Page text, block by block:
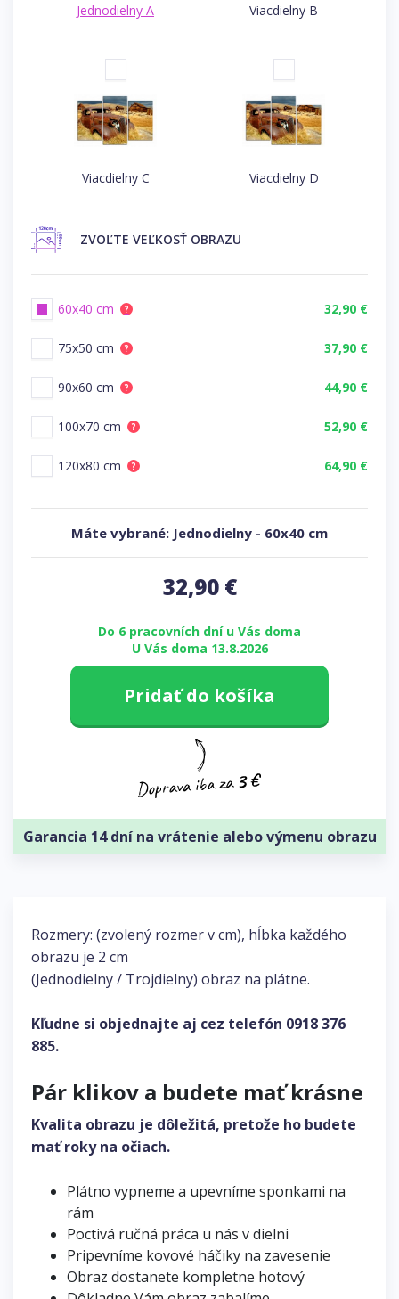
Rozmery: (zvolený rozmer v cm), hĺbka každého
obrazu je 2 cm
(Jednodielny / Trojdielny) obraz na plátne.
Kľudne si objednajte aj cez telefón 0918 376
885.
Pár klikov a budete mať krásne
Kvalita obrazu je dôležitá, pretože ho budete
mať roky na očiach.
Plátno vypneme a upevníme sponkami na
rám
Poctivá ručná práca u nás v dielni
Pripevníme kovové háčiky na zavesenie
Obraz dostanete kompletne hotový
Jednodielny A Viacdielny B
Viacdielny C Viacdielny D
ZVOĽTE VEĽKOSŤ OBRAZU
60x40 cm ? 32,90 €
75x50 cm ? 37,90 €
90x60 cm ? 44,90 €
100x70 cm ? 52,90 €
120x80 cm ? 64,90 €
Máte vybrané: Jednodielny - 60x40 cm
32,90€
Do 6 pracovních dní u Vás doma
U Vás doma 13.8.2026
Pridať do košíka
Garancia 14 dní na vrátenie alebo výmenu obrazu